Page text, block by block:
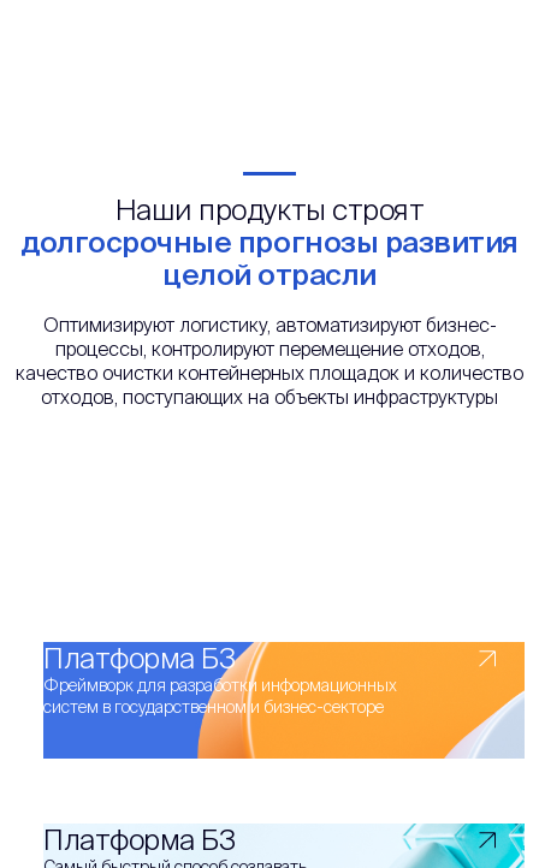
Наши продукты строят
долгосрочные прогнозы развития
целой отрасли
Оптимизируют логистику, автоматизируют бизнес-
процессы, контролируют перемещение отходов,
качество очистки контейнерных площадок и количество
отходов, поступающих на объекты инфраструктуры
Платформа Б3
Фреймворк для разработки информационных
систем в государственном и бизнес-секторе
Платформа Б3